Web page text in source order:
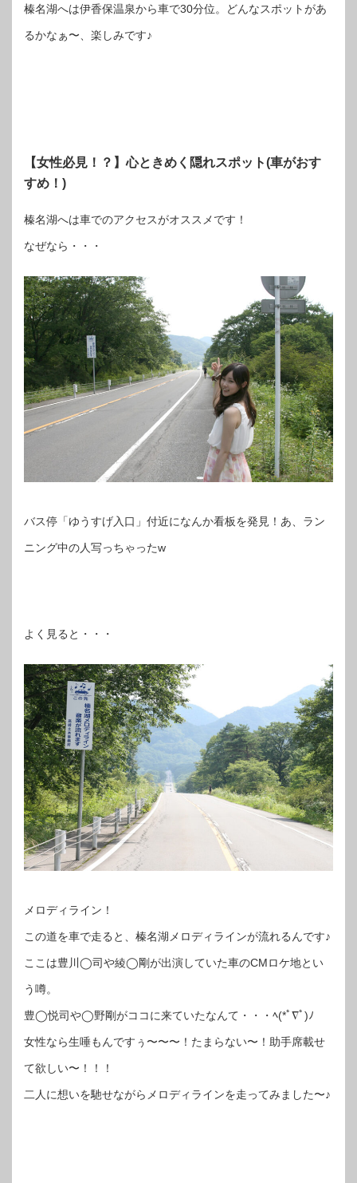
榛名湖へは伊香保温泉から車で30分位。どんなスポットがあ
るかなぁ〜、楽しみです♪
【女性必見！？】心ときめく隠れスポット(車がおす
すめ！)
榛名湖へは車でのアクセスがオススメです！
なぜなら・・・
バス停「ゆうすげ入口」付近になんか看板を発見！あ、ラン
ニング中の人写っちゃったw
よく見ると・・・
メロディライン！
この道を車で走ると、榛名湖メロディラインが流れるんです♪
ここは豊川◯司や綾◯剛が出演していた車のCMロケ地とい
う噂。
豊◯悦司や◯野剛がココに来ていたなんて・・・ﾍ(*ﾟ∇ﾟ)ﾉ
女性なら生唾もんですぅ〜〜〜！たまらない〜！助手席載せ
て欲しい〜！！！
二人に想いを馳せながらメロディラインを走ってみました〜♪